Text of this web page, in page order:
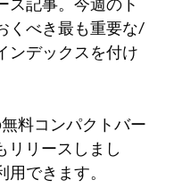
くべき最も重要な/
ンデックスを付け
料コンパクトバー
リリースしまし
できます。